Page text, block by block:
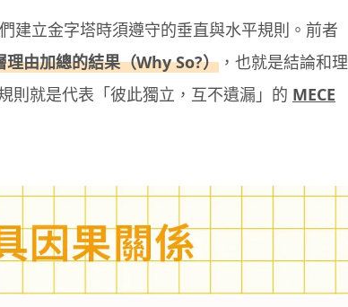
建立金字塔時須遵守的垂直與水平規則。前者
由加總的結果（Why So?） ，也就是結論和理
則就是代表「彼此獨立，互不遺漏」的 MECE